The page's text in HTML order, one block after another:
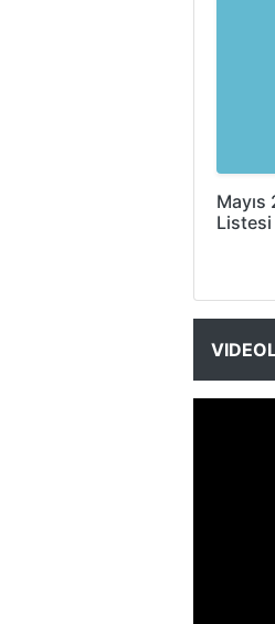
Listesi